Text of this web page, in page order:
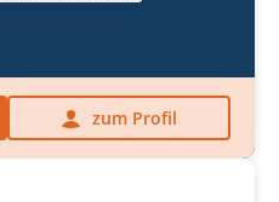
zum Profil